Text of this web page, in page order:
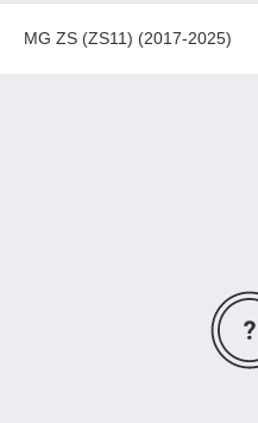
MG ZS (ZS11) (2017-2025)